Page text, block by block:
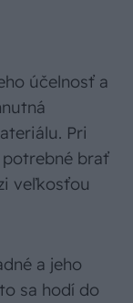
účelnosť a
Pri
brať
veľkosťou
a jeho
sa hodí do